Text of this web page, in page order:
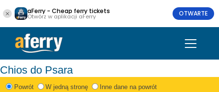
aFerry - Cheap ferry tickets
Otwórz w aplikacji aFerry OTWARTE
Chios do Psara
Powrót W jedną stronę Inne dane na powrót